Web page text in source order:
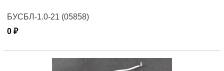
БУСБЛ-1.0-21 (05858)
0 ₽